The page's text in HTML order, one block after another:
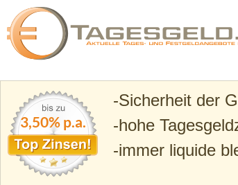
Tagesgeld.info – Tagesgeldkonten
3,50% p.a.
Sicherheit der
hohe
immer liquide